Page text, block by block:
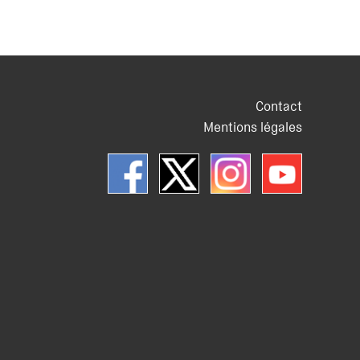
Contact
Mentions légales